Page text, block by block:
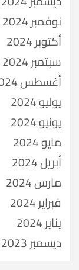
نوفمبر 2024
أكتوبر 2024
سبتمبر 2024
أغسطس 2024
يوليو 2024
يونيو 2024
مايو 2024
أبريل 2024
مارس 2024
فبراير 2024
يناير 2024
ديسمبر 2023